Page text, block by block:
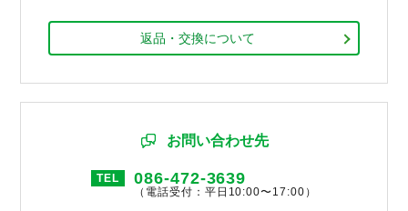
返品・交換について
お問い合わせ先
TEL 086-472-3639
（電話受付：平日10:00〜17:00）